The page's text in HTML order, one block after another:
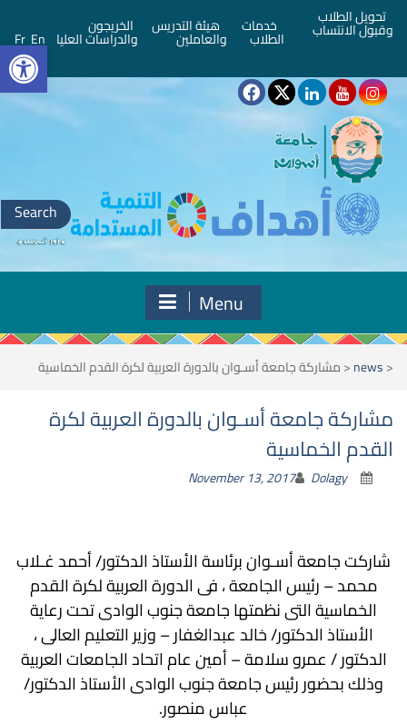
تحويل الطلاب
وقبول الانتساب خدمات
الطلاب
هيئة التدريس
والعاملين
الخريجون
والدراسات العليا En
Fr
Search
for:
Menu
<
news
<مشاركة جامعة أسـوان بالدورة العربية لكرة القدم الخماسية
مشاركة جامعة أسـوان بالدورة العربية لكرة
القدم الخماسية
November 13, 2017 Dolagy
شاركت جامعة أسـوان برئاسة الأستاذ الدكتور/ أحمد غـلاب
محمد – رئيس الجامعة ، فى الدورة العربية لكرة القدم
الخماسية التى نظمتها جامعة جنوب الوادى تحت رعاية
الأستاذ الدكتور/ خالد عبدالغفار – وزير التعليم العالى ،
الدكتور / عمرو سلامة – أمين عام اتحاد الجامعات العربية
وذلك بحضور رئيس جامعة جنوب الوادى الأستاذ الدكتور/
عباس منصور.